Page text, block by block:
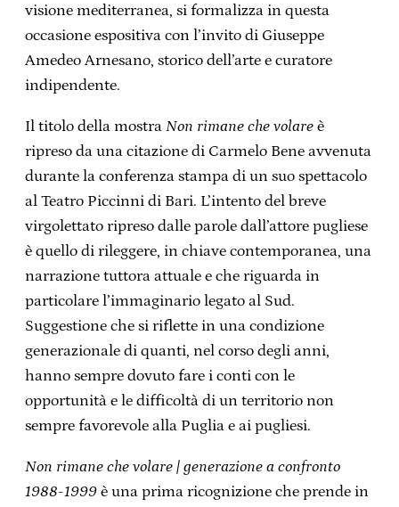
visione mediterranea, si formalizza in questa
occasione espositiva con l’invito di Giuseppe
Amedeo Arnesano, storico dell’arte e curatore
indipendente.
Il titolo della mostra Non rimane che volare è
ripreso da una citazione di Carmelo Bene avvenuta
durante la conferenza stampa di un suo spettacolo
al Teatro Piccinni di Bari. L’intento del breve
virgolettato ripreso dalle parole dall’attore pugliese
è quello di rileggere, in chiave contemporanea, una
narrazione tuttora attuale e che riguarda in
particolare l’immaginario legato al Sud.
Suggestione che si riflette in una condizione
generazionale di quanti, nel corso degli anni,
hanno sempre dovuto fare i conti con le
opportunità e le difficoltà di un territorio non
sempre favorevole alla Puglia e ai pugliesi.
Non rimane che volare | generazione a confronto
1988-1999 è una prima ricognizione che prende in